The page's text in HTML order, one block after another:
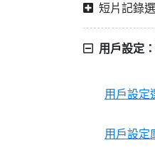
短片記錄
用戶設定
用戶設定
用戶設定